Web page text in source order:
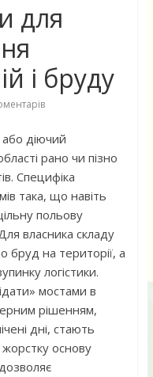
для
і бруду
діючий
рано чи пізно
Специфіка
така, що навіть
польову
власника складу
бруд на території, а
логістики.
мостами в
рішенням,
дні, стають
основу